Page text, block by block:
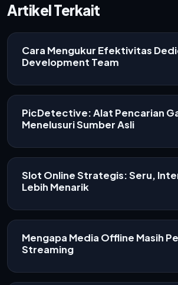
Artikel Terkait
Cara Mengukur Efektivitas
Development Team
PicDetective: Alat Pencarian
Menelusuri Sumber Asli
Slot Online Strategis: Seru,
Lebih Menarik
Mengapa Media Offline Masih
Streaming